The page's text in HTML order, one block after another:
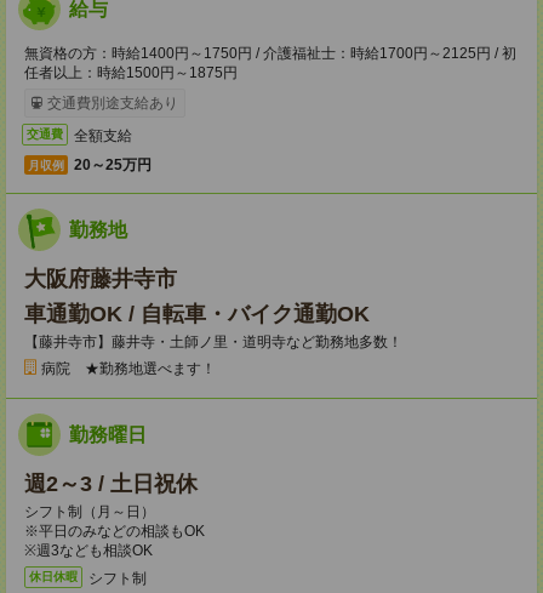
給与
無資格の方：時給1400円～1750円 / 介護福祉士：時給1700円～2125円 / 初
任者以上：時給1500円～1875円
交通費別途支給あり
交通費 全額支給
月収例 20～25万円
勤務地
大阪府藤井寺市
車通勤OK / 自転車・バイク通勤OK
【藤井寺市】藤井寺・土師ノ里・道明寺など勤務地多数！
病院 ★勤務地選べます！
勤務曜日
週2～3 / 土日祝休
シフト制（月～日）
※平日のみなどの相談もOK
※週3なども相談OK
休日休暇 シフト制